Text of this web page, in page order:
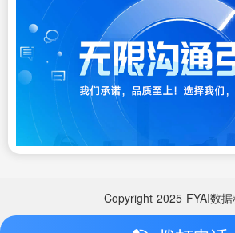
Copyright 2025 FYAI数